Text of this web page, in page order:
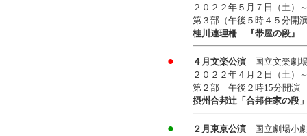
２０２２年５月７日（土
第３部（午後５時４５分開
桂川連理柵 『帯屋の段』
● ４月文楽公演
国立文楽劇
２０２２年４月２日（土）
第２部 午後２時15分開演
摂州合邦辻「合邦住家の段
● ２月東京公演
国立劇場小